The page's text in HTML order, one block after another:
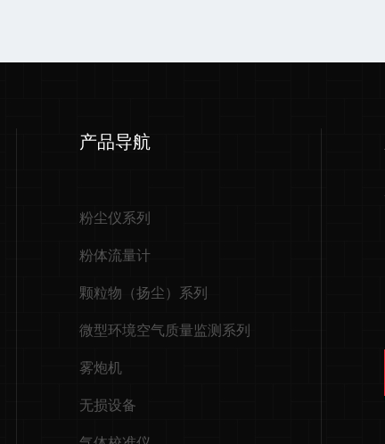
产品导航
粉尘仪系列
粉体流量计
颗粒物（扬尘）系列
微型环境空气质量监测系列
雾炮机
无损设备